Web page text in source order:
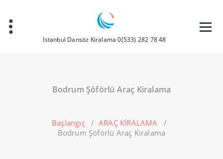
İstanbul Dansöz Kiralama 0(533) 282 78 48
Bodrum Şöförlü Araç Kiralama
Başlangıç/ARAÇ KİRALAMA /
Bodrum Şöförlü Araç Kiralama